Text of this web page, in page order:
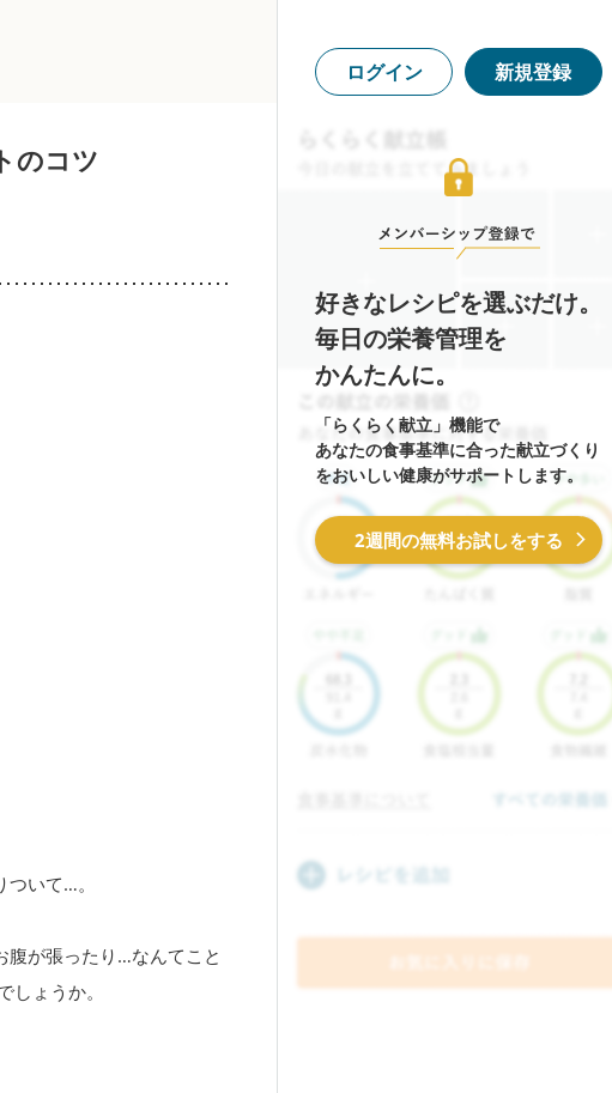
のコツ
いて…。
腹が張ったり…なんてこと
ょうか。
ログイン 新規登録
好きなレシピを選ぶだけ。
毎日の栄養管理を
かんたんに。
「らくらく献立」機能で
あなたの食事基準に合った献立づくり
をおいしい健康がサポートします。
2週間の無料お試しをする